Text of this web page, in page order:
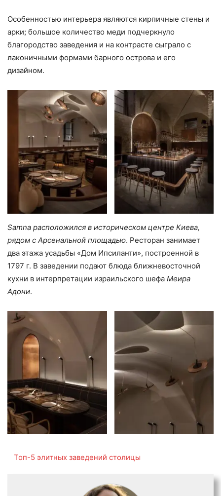
Особенностью интерьера являются кирпичные стены и
арки; большое количество меди подчеркнуло
благородство заведения и на контрасте сыграло с
лаконичными формами барного острова и его
дизайном.
Samna расположился в историческом центре Киева,
рядом с Арсенальной площадью. Ресторан занимает
два этажа усадьбы «Дом Ипсиланти», построенной в
1797 г. В заведении подают блюда ближневосточной
кухни в интерпретации израильского шефа Меира
Адони.
Топ-5 элитных заведений столицы